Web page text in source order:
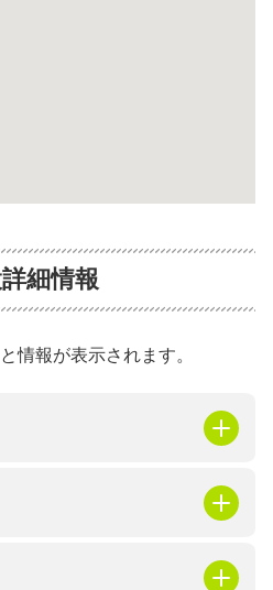
細情報
情報が表示されます。